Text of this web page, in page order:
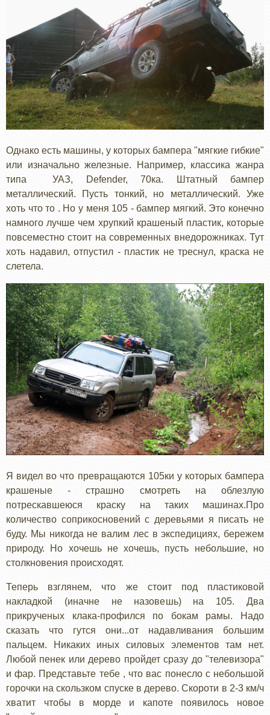
Однако есть машины, у которых бампера "мягкие гибкие"
или изначально железные. Например, классика жанра
типа УАЗ, Defender, 70ка. Штатный бампер
металлический. Пусть тонкий, но металлический. Уже
хоть что то . Но у меня 105 - бампер мягкий. Это конечно
намного лучше чем хрупкий крашеный пластик, которые
повсеместно стоит на современных внедорожниках. Тут
хоть надавил, отпустил - пластик не треснул, краска не
слетела.
Я видел во что превращаются 105ки у которых бампера
крашеные - страшно смотреть на облезлую
потрескавшеюся краску на таких машинах.Про
количество соприкосновений с деревьями я писать не
буду. Мы никогда не валим лес в экспедициях, бережем
природу. Но хочешь не хочешь, пусть небольшие, но
столкновения происходят.
Теперь взглянем, что же стоит под пластиковой
накладкой (иначне не назовешь) на 105. Два
прикрученых клака-профился по бокам рамы. Надо
сказать что гутся они...от надавливания большим
пальцем. Никаких иных силовых элементов там нет.
Любой пенек или дерево пройдет сразу до "телевизора"
и фар. Представьте тебе , что вас понесло с небольшой
горочки на скользком спуске в дерево. Скороти в 2-3 км/ч
хватит чтобы в морде и капоте появилось новое